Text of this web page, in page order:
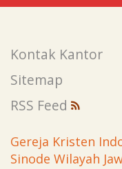
Kontak Kantor
Sitemap
RSS Feed
Gereja Kristen
Sinode Wilayah